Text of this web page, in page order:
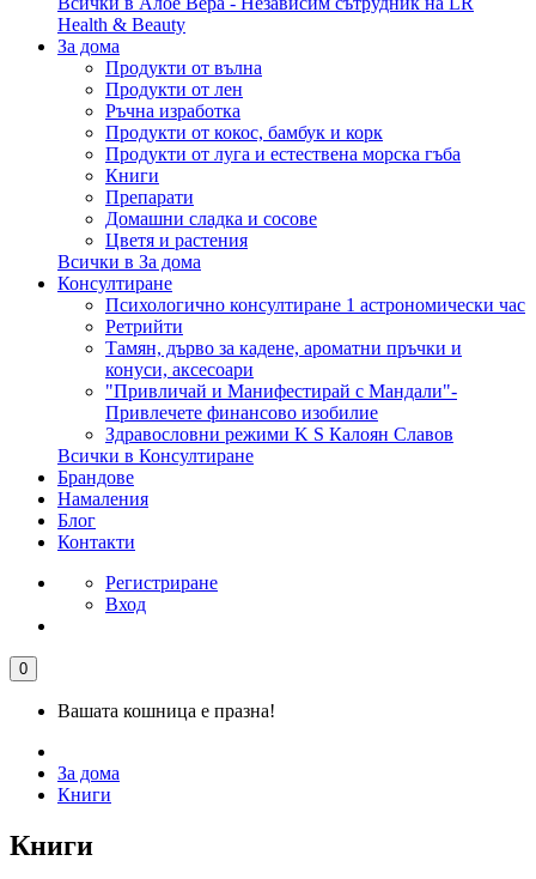
Health & Beauty
За дома
Продукти от вълна
Продукти от лен
Ръчна изработка
Продукти от кокос, бамбук и корк
Продукти от луга и естествена морска гъба
Книги
Препарати
Домашни сладка и сосове
Цветя и растения
Всички в За дома
Консултиране
Психологично консултиране 1 астрономически час
Ретрийти
Тамян, дърво за кадене, ароматни пръчки и
конуси, аксесоари
"Привличай и Манифестирай с Мандали"-
Привлечете финансово изобилие
Здравословни режими K S Калоян Славов
Всички в Консултиране
Брандове
Намаления
Блог
Контакти
Регистриране
Вход
0
Вашата кошница е празна!
За дома
Книги
Книги